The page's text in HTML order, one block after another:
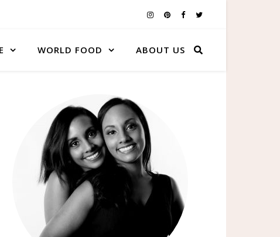
WORLD FOOD ABOUT US